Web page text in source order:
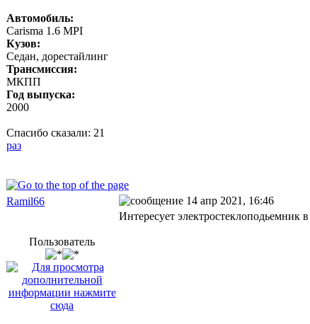
Автомобиль:
Carisma 1.6 MPI
Кузов:
Седан, дорестайлинг
Трансмиссия:
МКПП
Год выпуска:
2000
Спасибо сказали: 21
раз
Ramil66 14 апр 2021, 16:46
Пользователь
Интересует электростеклоподьемник